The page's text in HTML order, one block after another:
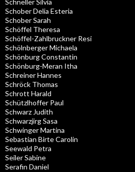
Schneller Silvia
Schober Delia Esteria
Schober Sarah
Schöffel Theresa
Schöffel-Zahlbruckner Resi
Schölnberger Michaela
Schönburg Constantin
Schönburg-Meran Itha
Schreiner Hannes
Schröck Thomas
Schrott Harald
Schützlhoffer Paul
Schwarz Judith
Schwarzjirg Sasa
Schwinger Martina
Sebastian Birte Carolin
Seewald Petra
Seiler Sabine
Serafin Daniel